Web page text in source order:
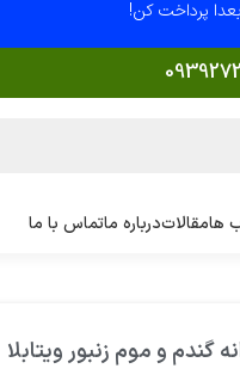
بعدا پرداخت کن!
هامقالاتدرباره ماتماس با ما
گندم و موم زنبور ویتابلا